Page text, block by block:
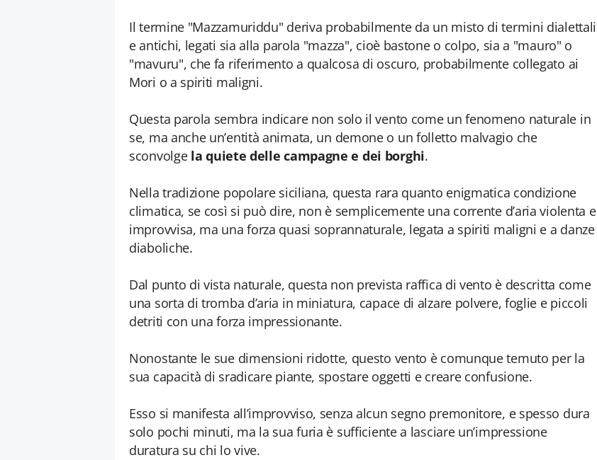
Il termine "Mazzamuriddu" deriva probabilmente da un misto di termini dialettali
e antichi, legati sia alla parola "mazza", cioè bastone o colpo, sia a "mauro" o
"mavuru", che fa riferimento a qualcosa di oscuro, probabilmente collegato ai
Mori o a spiriti maligni.
Questa parola sembra indicare non solo il vento come un fenomeno naturale in
se, ma anche un’entità animata, un demone o un folletto malvagio che
sconvolge la quiete delle campagne e dei borghi.
Nella tradizione popolare siciliana, questa rara quanto enigmatica condizione
climatica, se così si può dire, non è semplicemente una corrente d’aria violenta e
improvvisa, ma una forza quasi soprannaturale, legata a spiriti maligni e a danze
diaboliche.
Dal punto di vista naturale, questa non prevista raffica di vento è descritta come
una sorta di tromba d’aria in miniatura, capace di alzare polvere, foglie e piccoli
detriti con una forza impressionante.
Nonostante le sue dimensioni ridotte, questo vento è comunque temuto per la
sua capacità di sradicare piante, spostare oggetti e creare confusione.
Esso si manifesta all’improvviso, senza alcun segno premonitore, e spesso dura
solo pochi minuti, ma la sua furia è sufficiente a lasciare un’impressione
duratura su chi lo vive.